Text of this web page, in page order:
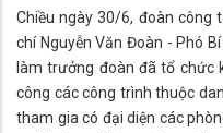
Chiều ngày 30/6, đoàn công
chí Nguyễn Văn Đoàn - Phó
làm trưởng đoàn đã tổ chức
công các công trình thuộc
tham gia có đại diện các